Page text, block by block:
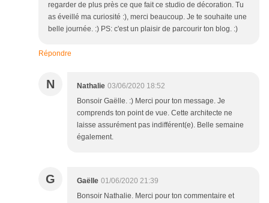
regarder de plus près ce que fait ce studio de décoration. Tu
as éveillé ma curiosité :), merci beaucoup. Je te souhaite une
belle journée. :) PS: c'est un plaisir de parcourir ton blog. :)
Répondre
N Nathalie 03/06/2020 18:52
Bonsoir Gaëlle. :) Merci pour ton message. Je
comprends ton point de vue. Cette architecte ne
laisse assurément pas indifférent(e). Belle semaine
également.
G Gaëlle 01/06/2020 21:39
Bonsoir Nathalie. Merci pour ton commentaire et